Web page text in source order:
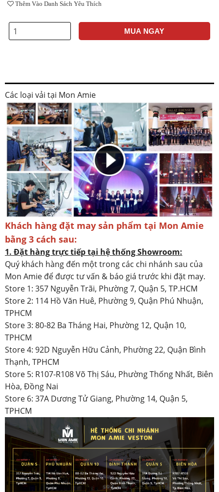
Thêm Vào Danh Sách Yêu Thích
MUA NGAY
Các loại vải tại Mon Amie
Khách hàng đặt may sản phẩm tại Mon Amie
bằng 3 cách sau:
1. Đặt hàng trực tiếp tại hệ thống Showroom:
Quý khách hàng đến một trong các chi nhánh sau của
Mon Amie để được tư vấn & báo giá trước khi đặt may.
Store 1: 357 Nguyễn Trãi, Phường 7, Quận 5, TP.HCM
Store 2: 114 Hồ Văn Huê, Phường 9, Quận Phú Nhuận,
TPHCM
Store 3: 80-82 Ba Tháng Hai, Phường 12, Quận 10,
TPHCM
Store 4: 92D Nguyễn Hữu Cảnh, Phường 22, Quận Bình
Thạnh, TPHCM
Store 5: R107-R108 Võ Thị Sáu, Phường Thống Nhất, Biên
Hòa, Đồng Nai
Store 6: 37A Dương Tử Giang, Phường 14, Quận 5,
TPHCM